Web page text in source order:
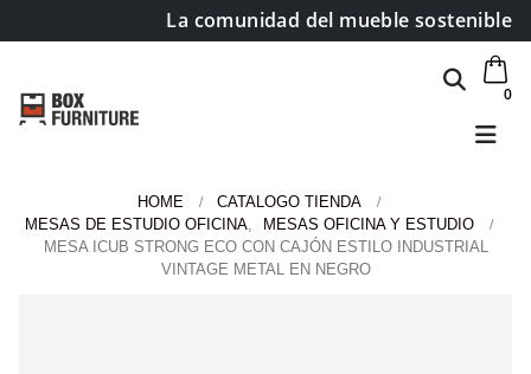
La comunidad del mueble sostenible
0
HOME
CATALOGO TIENDA
MESAS DE ESTUDIO OFICINA,
MESAS OFICINA Y ESTUDIO
MESA ICUB STRONG ECO CON CAJÓN ESTILO INDUSTRIAL
VINTAGE METAL EN NEGRO